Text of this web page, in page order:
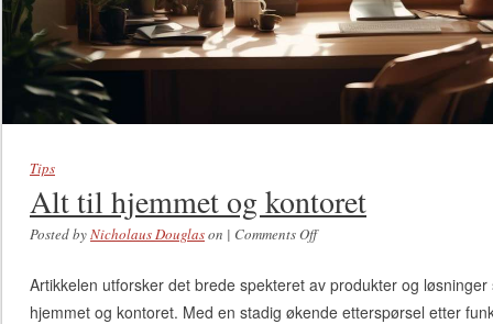
Tips
Alt til hjemmet og kontoret
Posted byNicholaus Douglason | Comments Offon Alt til hjemmet og
Artikkelen utforsker det brede spekteret av produkter og
hjemmet og kontoret. Med en stadig økende etterspørsel etter